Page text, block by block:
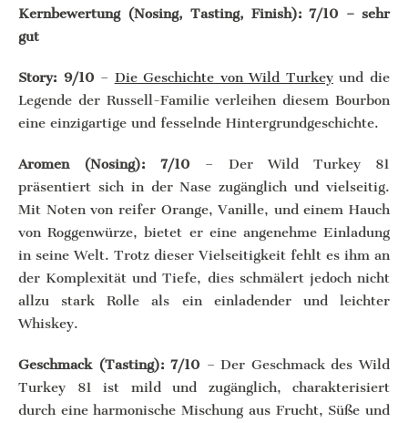
Kernbewertung (Nosing, Tasting, Finish): 7/10 – sehr
gut
Story: 9/10 – Die Geschichte von Wild Turkeyund die
Legende der Russell-Familie verleihen diesem Bourbon
eine einzigartige und fesselnde Hintergrundgeschichte.
Aromen (Nosing): 7/10 – Der Wild Turkey 81
präsentiert sich in der Nase zugänglich und vielseitig.
Mit Noten von reifer Orange, Vanille, und einem Hauch
von Roggenwürze, bietet er eine angenehme Einladung
in seine Welt. Trotz dieser Vielseitigkeit fehlt es ihm an
der Komplexität und Tiefe, dies schmälert jedoch nicht
allzu stark Rolle als ein einladender und leichter
Whiskey.
Geschmack (Tasting): 7/10 – Der Geschmack des Wild
Turkey 81 ist mild und zugänglich, charakterisiert
durch eine harmonische Mischung aus Frucht, Süße und